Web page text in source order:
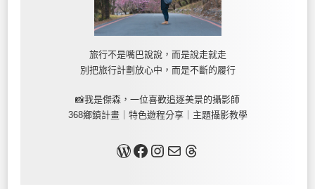
旅行不是嘴巴說說，而是說走就走
別把旅行計劃放心中，而是不斷的履行
📸我是傑森，一位喜歡追逐美景的攝影師
368鄉鎮計畫｜特色遊程分享｜主題攝影教學
關於我Facebook InstagramMail Threads